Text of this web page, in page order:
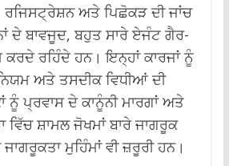
ਅਤੇ ਪਿਛੋਕੜ ਦੀ ਜਾਂਚ
ਦੇ ਬਾਵਜੂਦ, ਬਹੁਤ ਸਾਰੇ ਏਜੰਟ ਗੈਰ-
ਕਰਦੇ ਰਹਿੰਦੇ ਹਨ। ਇਨ੍ਹਾਂ ਕਾਰਜਾਂ ਨੂੰ
ਅਤੇ ਤਸਦੀਕ ਵਿਧੀਆਂ ਦੀ
ਪ੍ਰਵਾਸ ਦੇ ਕਾਨੂੰਨੀ ਮਾਰਗਾਂ ਅਤੇ
ਵਿੱਚ ਸ਼ਾਮਲ ਜੋਖਮਾਂ ਬਾਰੇ ਜਾਗਰੂਕ
ਮੁਹਿੰਮਾਂ ਵੀ ਜ਼ਰੂਰੀ ਹਨ।